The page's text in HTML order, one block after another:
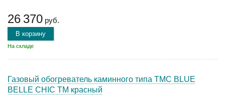
26 370 руб.
В корзину
На складе
Газовый обогреватель каминного типа TMC BLUE
BELLE CHIC TM красный